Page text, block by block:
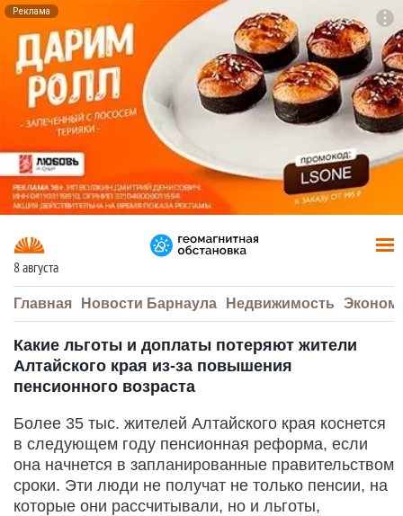
Реклама
8 августа
Главная Новости Барнаула Недвижимость
Какие льготы и доплаты потеряют жители
Алтайского края из-за повышения
пенсионного возраста
Более 35 тыс. жителей Алтайского края коснется
в следующем году пенсионная реформа, если
она начнется в запланированные правительством
сроки. Эти люди не получат не только пенсии, на
которые они рассчитывали, но и льготы,